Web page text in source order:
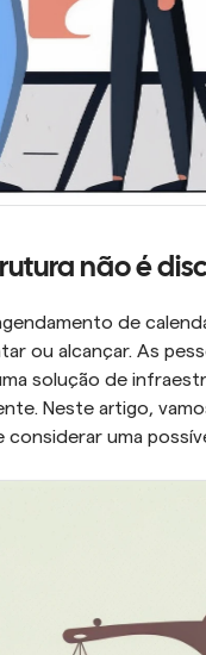
não é
de
ou alcançar. As
solução de
Neste artigo,
considerar uma